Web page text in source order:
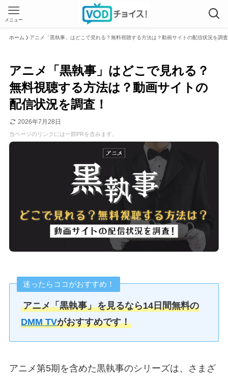
メニュー
ホーム アニメ「黒執事」はどこで見れる？無料視聴する方法は？動画サイトの配信状況を調
アニメ「黒執事」はどこで見れる？
無料視聴する方法は？動画サイトの
配信状況を調査！
2026年7月28日
当ページのリンクには一部PRを含みます。
迷ったらココがおすすめ！
アニメ「黒執事」を見るなら14日間無料の
DMM TVがおすすめです！
アニメ第5期を含めた黒執事のシリーズは、さまざ